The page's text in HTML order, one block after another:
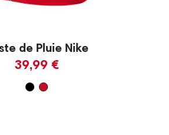
de Pluie Nike
39,99 €